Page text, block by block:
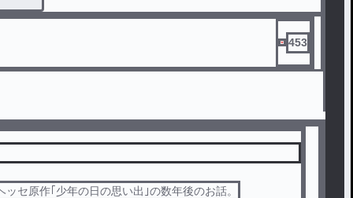
453
ッセ原作｢少年の日の思い出｣の数年後のお話。